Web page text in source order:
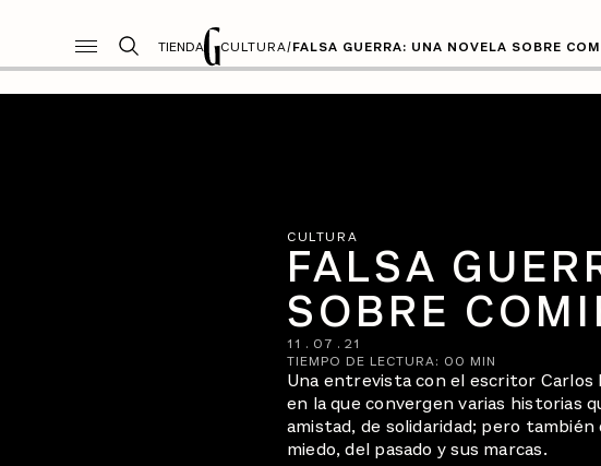
TIENDA CULTURA/FALSA GUERRA: UNA NOVELA SOBRE
CULTURA
FALSA
SOBRE
11 . 07 . 21
TIEMPO DE LECTURA: 00 MIN
Una entrevista con el escritor Carlos
en la que convergen varias historias
amistad, de solidaridad; pero
miedo, del pasado y sus marcas.